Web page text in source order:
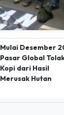
Mulai Desember
Pasar Global
Kopi dari Hasil
Merusak Hutan